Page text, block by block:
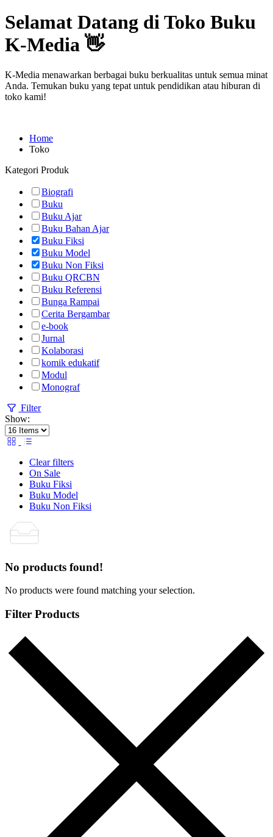
Selamat Datang di Toko Buku
K-Media 👋
K-Media menawarkan berbagai buku berkualitas untuk semua minat
Anda. Temukan buku yang tepat untuk pendidikan atau hiburan di
toko kami!
Home
Toko
Kategori Produk
Biografi
Buku
Buku Ajar
Buku Bahan Ajar
Buku Fiksi
Buku Model
Buku Non Fiksi
Buku QRCBN
Buku Referensi
Bunga Rampai
Cerita Bergambar
e-book
Jurnal
Kolaborasi
komik edukatif
Modul
Monograf
Filter
Show:
Clear filters
On Sale
Buku Fiksi
Buku Model
Buku Non Fiksi
No products found!
No products were found matching your selection.
Filter Products